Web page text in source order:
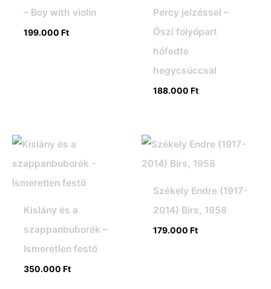
– Boy with violin
199.000 Ft
Percy jelzéssel –
Őszi folyópart
hófedte
hegycsúccsal
188.000 Ft
Kislány és a
szappanbuborék –
Ismeretlen festő
350.000 Ft
Székely Endre (1917-
2014) Birs, 1958
179.000 Ft